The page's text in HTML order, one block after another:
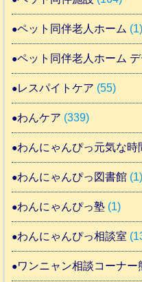
ペット同伴老人ホーム (1)
ペット同伴老人ホーム
レスパイトケア (55)
わんケア (339)
わんにゃんぴっ元気な時
わんにゃんぴっ図書館 (1)
わんにゃんぴっ塾 (1)
わんにゃんぴっ相談室
ワンニャン相談コーナー